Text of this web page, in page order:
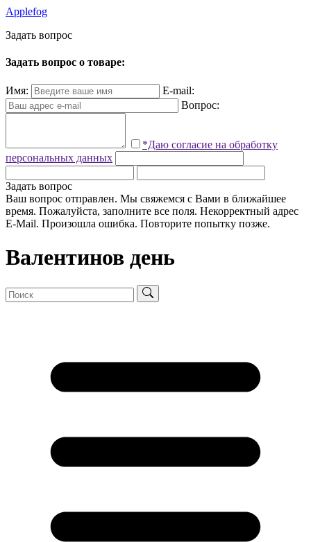
Applefog
Задать вопрос
Задать вопрос о товаре:
Имя:
E-mail:
Вопрос:
*Даю согласие на обработку
персональных данных
Задать вопрос
Ваш вопрос отправлен. Мы свяжемся с Вами в ближайшее
время. Пожалуйста, заполните все поля. Некорректный адрес
E-Mail. Произошла ошибка. Повторите попытку позже.
Валентинов день